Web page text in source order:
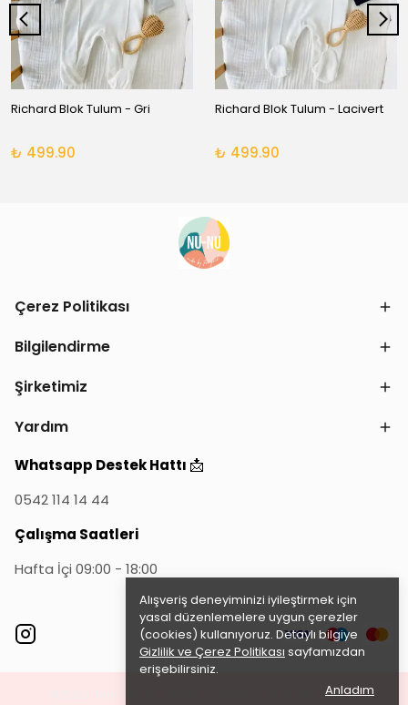
Alışveriş deneyiminizi iyileştirmek için
yasal düzenlemelere uygun çerezler
(cookies) kullanıyoruz. Detaylı bilgiye
Gizlilik ve Çerez Politikası sayfamızdan
erişebilirsiniz.
Anladım
Richard Blok Tulum - Gri
₺ 499.90
Richard Blok Tulum - Lacivert
₺ 499.90
Çerez Politikası
Bilgilendirme
Şirketimiz
Yardım
Whatsapp Destek Hattı 📩
0542 114 14 44
Çalışma Saatleri
Hafta İçi 09:00 - 18:00
Altyapısı ile